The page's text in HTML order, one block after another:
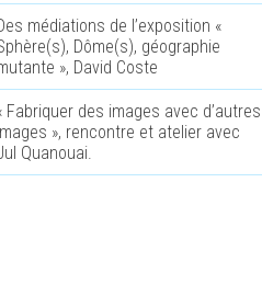
médiations de l’exposition «
Dôme(s), géographie
», David Coste
Fabriquer des images avec d’autres
», rencontre et atelier avec
Quanouai.